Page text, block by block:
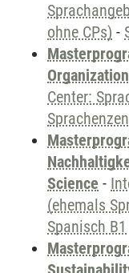
ohne CPs) -
Center:
Science -
(ehemals
Spanisch B1